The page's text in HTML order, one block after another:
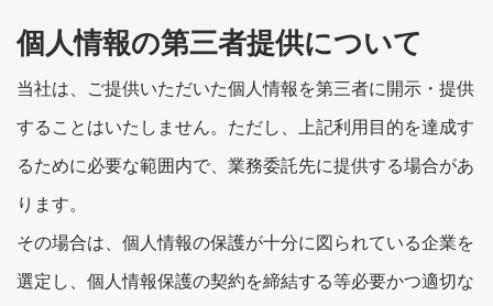
個人情報の第三者提供について
当社は、ご提供いただいた個人情報を第三者に開示・提供
することはいたしません。ただし、上記利用目的を達成す
るために必要な範囲内で、業務委託先に提供する場合があ
ります。
その場合は、個人情報の保護が十分に図られている企業を
選定し、個人情報保護の契約を締結する等必要かつ適切な